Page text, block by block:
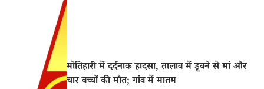
मोतिहारी में दर्दनाक हादसा, तालाब में डूबने से मां और
चार बच्चों की मौत; गांव में मातम